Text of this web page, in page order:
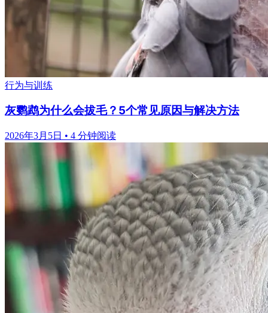
行为与训练
灰鹦鹉为什么会拔毛？5个常见原因与解决方法
2026年3月5日 • 4 分钟阅读